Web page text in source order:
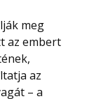
meg
az embert
az
– a